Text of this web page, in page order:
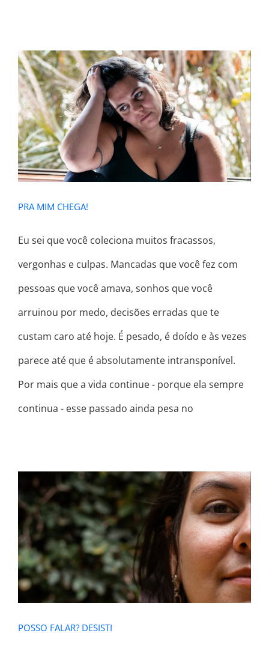
PRA MIM CHEGA!
PRA MIM CHEGA!
Eu sei que você coleciona muitos fracassos,
vergonhas e culpas. Mancadas que você fez com
pessoas que você amava, sonhos que você
arruinou por medo, decisões erradas que te
custam caro até hoje. É pesado, é doído e às vezes
parece até que é absolutamente intransponível.
Por mais que a vida continue - porque ela sempre
continua - esse passado ainda pesa no
POSSO FALAR? DESISTI
POSSO FALAR? DESISTI